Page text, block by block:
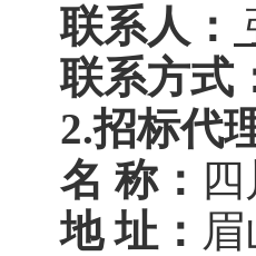
联系人：
联系方式
2.招标代
名 称：
地 址：